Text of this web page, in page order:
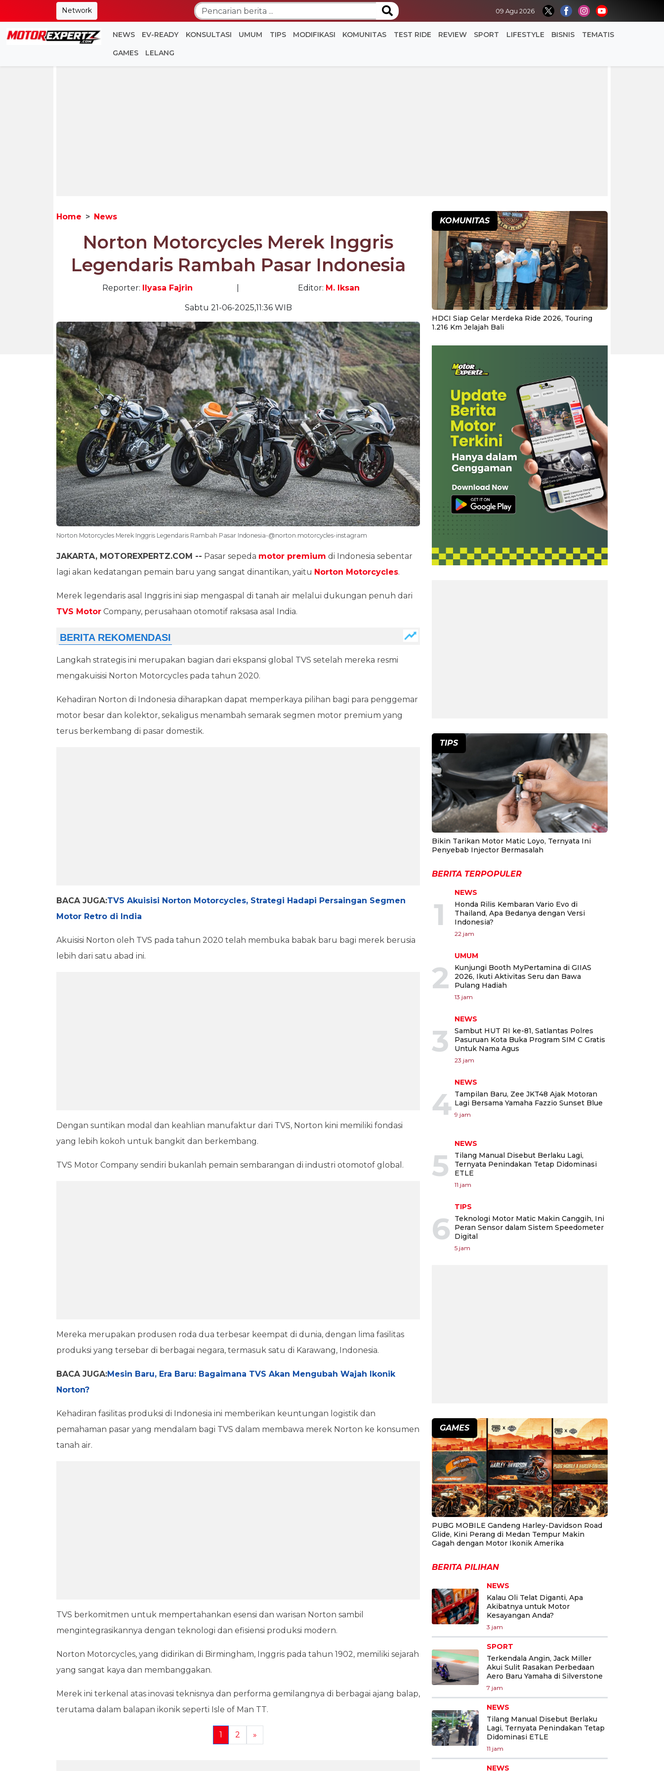
Network 09 Agu 2026
NEWS EV-READY KONSULTASI UMUM TIPS MODIFIKASI KOMUNITAS TEST RIDE REVIEW SPORT LIFESTYLE BISNIS TEMATIS
GAMES LELANG
Home News
Norton Motorcycles Merek Inggris
Legendaris Rambah Pasar Indonesia
Reporter: Ilyasa Fajrin Editor: M. Iksan
Sabtu 21-06-2025,11:36 WIB
Norton Motorcycles Merek Inggris Legendaris Rambah Pasar Indonesia-@norton.motorcycles-instagram
JAKARTA, MOTOREXPERTZ.COM -- Pasar sepeda motor premium di Indonesia sebentar
lagi akan kedatangan pemain baru yang sangat dinantikan, yaitu Norton Motorcycles.
Merek legendaris asal Inggris ini siap mengaspal di tanah air melalui dukungan penuh dari
TVS Motor Company, perusahaan otomotif raksasa asal India.
Langkah strategis ini merupakan bagian dari ekspansi global TVS setelah mereka resmi
mengakuisisi Norton Motorcycles pada tahun 2020.
Kehadiran Norton di Indonesia diharapkan dapat memperkaya pilihan bagi para penggemar
motor besar dan kolektor, sekaligus menambah semarak segmen motor premium yang
terus berkembang di pasar domestik.
BACA JUGA:TVS Akuisisi Norton Motorcycles, Strategi Hadapi Persaingan Segmen
Motor Retro di India
Akuisisi Norton oleh TVS pada tahun 2020 telah membuka babak baru bagi merek berusia
lebih dari satu abad ini.
Dengan suntikan modal dan keahlian manufaktur dari TVS, Norton kini memiliki fondasi
yang lebih kokoh untuk bangkit dan berkembang.
TVS Motor Company sendiri bukanlah pemain sembarangan di industri otomotof global.
Mereka merupakan produsen roda dua terbesar keempat di dunia, dengan lima fasilitas
produksi yang tersebar di berbagai negara, termasuk satu di Karawang, Indonesia.
BACA JUGA:Mesin Baru, Era Baru: Bagaimana TVS Akan Mengubah Wajah Ikonik
Norton?
Kehadiran fasilitas produksi di Indonesia ini memberikan keuntungan logistik dan
pemahaman pasar yang mendalam bagi TVS dalam membawa merek Norton ke konsumen
tanah air.
TVS berkomitmen untuk mempertahankan esensi dan warisan Norton sambil
mengintegrasikannya dengan teknologi dan efisiensi produksi modern.
Norton Motorcycles, yang didirikan di Birmingham, Inggris pada tahun 1902, memiliki sejarah
yang sangat kaya dan membanggakan.
Merek ini terkenal atas inovasi teknisnya dan performa gemilangnya di berbagai ajang balap,
terutama dalam balapan ikonik seperti Isle of Man TT.
1 2 »
KOMUNITAS
HDCI Siap Gelar Merdeka Ride 2026, Touring
1.216 Km Jelajah Bali
TIPS
Bikin Tarikan Motor Matic Loyo, Ternyata Ini
Penyebab Injector Bermasalah
BERITA TERPOPULER
1
NEWS
Honda Rilis Kembaran Vario Evo di
Thailand, Apa Bedanya dengan Versi
Indonesia?
22 jam
2
UMUM
Kunjungi Booth MyPertamina di GIIAS
2026, Ikuti Aktivitas Seru dan Bawa
Pulang Hadiah
13 jam
3
NEWS
Sambut HUT RI ke-81, Satlantas Polres
Pasuruan Kota Buka Program SIM C Gratis
Untuk Nama Agus
23 jam
4
NEWS
Tampilan Baru, Zee JKT48 Ajak Motoran
Lagi Bersama Yamaha Fazzio Sunset Blue
9 jam
5
NEWS
Tilang Manual Disebut Berlaku Lagi,
Ternyata Penindakan Tetap Didominasi
ETLE
11 jam
6
TIPS
Teknologi Motor Matic Makin Canggih, Ini
Peran Sensor dalam Sistem Speedometer
Digital
5 jam
GAMES
PUBG MOBILE Gandeng Harley-Davidson Road
Glide, Kini Perang di Medan Tempur Makin
Gagah dengan Motor Ikonik Amerika
BERITA PILIHAN
NEWS
Kalau Oli Telat Diganti, Apa
Akibatnya untuk Motor
Kesayangan Anda?
3 jam
SPORT
Terkendala Angin, Jack Miller
Akui Sulit Rasakan Perbedaan
Aero Baru Yamaha di Silverstone
7 jam
NEWS
Tilang Manual Disebut Berlaku
Lagi, Ternyata Penindakan Tetap
Didominasi ETLE
11 jam
NEWS